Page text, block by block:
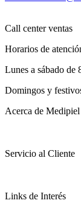
Call center ventas
Horarios de
Lunes a sábado de
Domingos y
Acerca de Medipiel
Servicio al Cliente
Links de Interés